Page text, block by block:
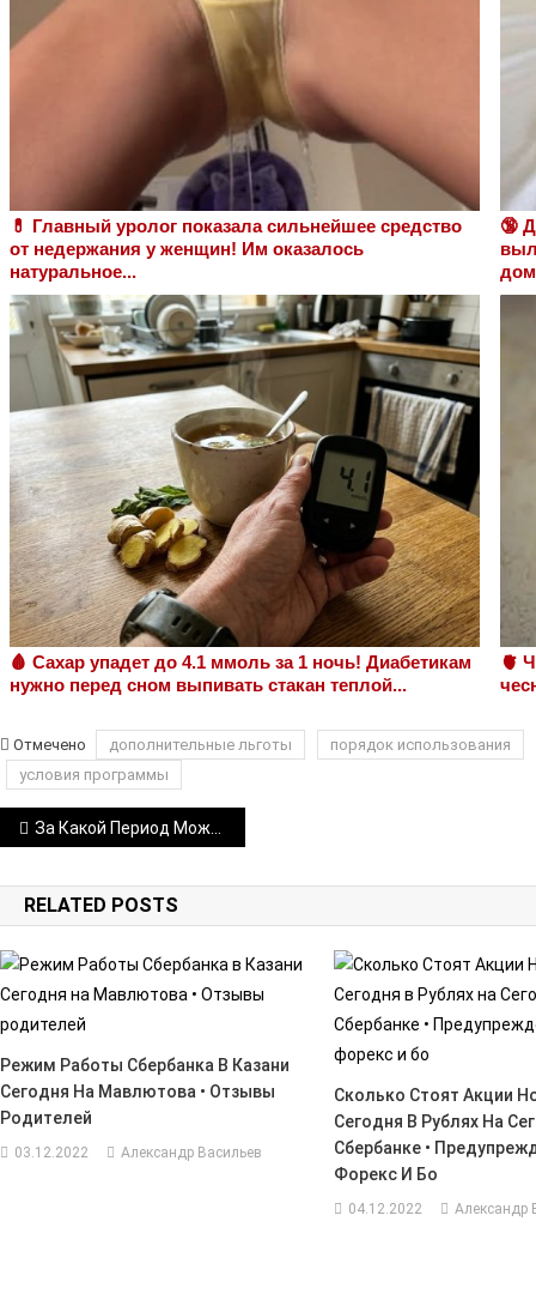
💊 Главный уролог показала сильнейшее средство
от недержания у женщин! Им оказалось
натуральное...
🔞
🩸 Сахар упадет до 4.1 ммоль за 1 ночь! Диабетикам
нужно перед сном выпивать стакан теплой...
🫀
Отмечено дополнительные льготы
порядок использования
условия программы
Навигация
по
записям
За Какой Период Можно Заказать Выписку по Карте Сбербанка • Через сбербанк-онлайн
RELATED POSTS
Режим Работы Сбербанка В Казани
Сегодня На Мавлютова • Отзывы
Родителей
03.12.2022 Александр Васильев
Сколько Стоят Акции
Сегодня В Рублях На
Сбербанке •
Форекс И Бо
04.12.2022 Александр